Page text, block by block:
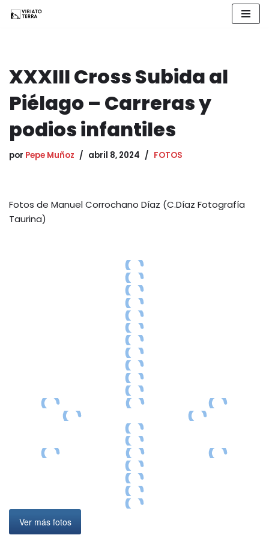
XXXIII Cross Subida al
Piélago – Carreras y
podios infantiles
por Pepe Muñoz abril 8, 2024 FOTOS
Fotos de Manuel Corrochano Díaz (C.Díaz Fotografía
Taurina)
Ver más fotos